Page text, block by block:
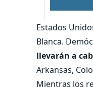
Estados
Blanca.
llevarán a
Arkansas,
Mientras los